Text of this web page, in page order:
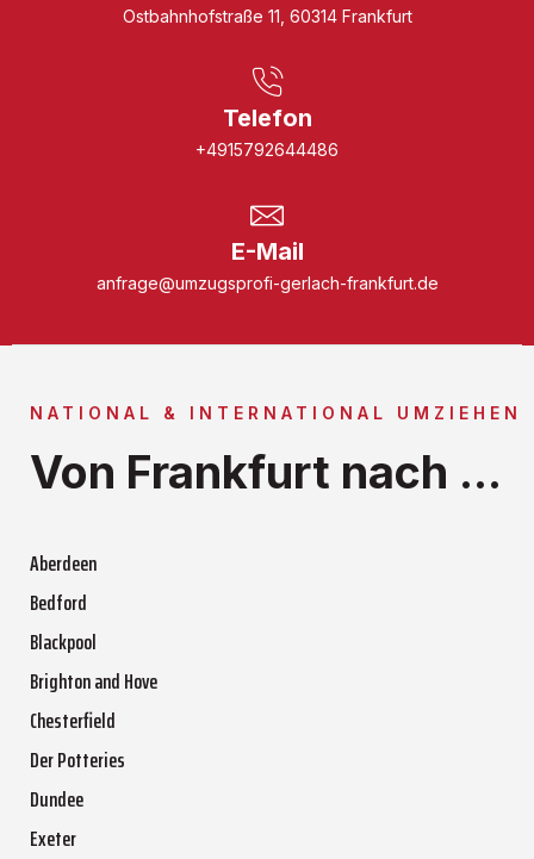
Ostbahnhofstraße 11, 60314 Frankfurt
Telefon
+4915792644486
E-Mail
anfrage@umzugsprofi-gerlach-frankfurt.de
NATIONAL & INTERNATIONAL UMZIEHEN
Von Frankfurt nach ...
Aberdeen
Bedford
Blackpool
Brighton and Hove
Chesterfield
Der Potteries
Dundee
Exeter